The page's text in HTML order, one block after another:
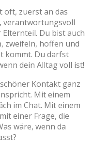
oft, zuerst an das
verantwortungsvoll
Du bist auch
zweifeln, hoffen und
kommt. Du darfst
dein Alltag voll ist!
Kontakt ganz
Mit einem
im Chat. Mit einem
einer Frage, die
wäre, wenn da